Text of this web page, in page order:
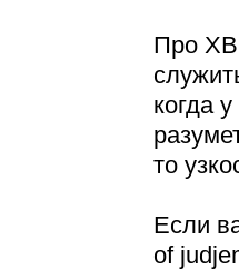
Про
когда
то
Если
of